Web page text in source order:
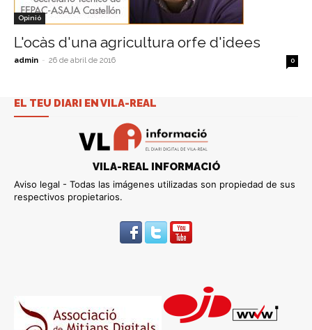
Opinió
L'ocàs d'una agricultura orfe d'idees
admin - 26 de abril de 2016 0
EL TEU DIARI EN VILA-REAL
VILA-REAL INFORMACIÓ
Aviso legal - Todas las imágenes utilizadas son propiedad de sus
respectivos propietarios.